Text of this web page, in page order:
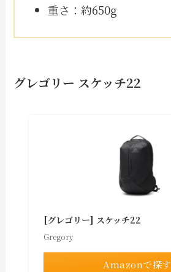
重さ：約650g
グレゴリー スケッチ22
[グレゴリー] スケッチ22
Gregory
Amazonで探す